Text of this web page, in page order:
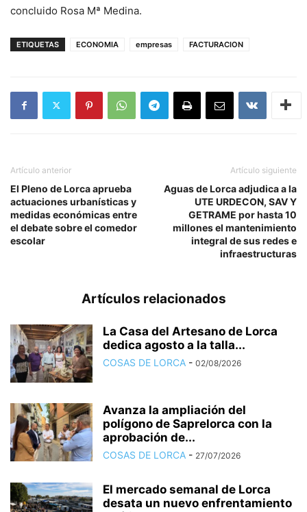
concluido Rosa Mª Medina.
ETIQUETAS ECONOMIA empresas FACTURACION
Artículo anterior
El Pleno de Lorca aprueba
actuaciones urbanísticas y
medidas económicas entre
el debate sobre el comedor
escolar
Artículo siguiente
Aguas de Lorca adjudica a la
UTE URDECON, SAV Y
GETRAME por hasta 10
millones el mantenimiento
integral de sus redes e
infraestructuras
Artículos relacionados
La Casa del Artesano de Lorca
dedica agosto a la talla...
COSAS DE LORCA - 02/08/2026
Avanza la ampliación del
polígono de Saprelorca con la
aprobación de...
COSAS DE LORCA - 27/07/2026
El mercado semanal de Lorca
desata un nuevo enfrentamiento